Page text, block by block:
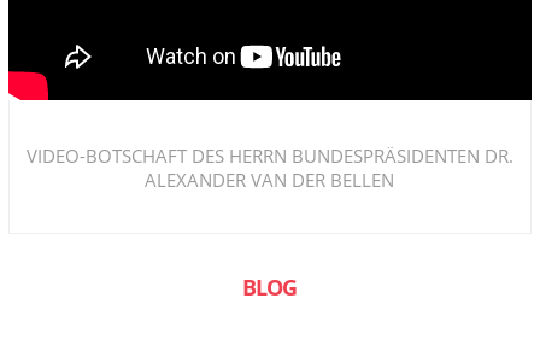
VIDEO-BOTSCHAFT DES HERRN BUNDESPRÄSIDENTEN DR.
ALEXANDER VAN DER BELLEN
BLOG